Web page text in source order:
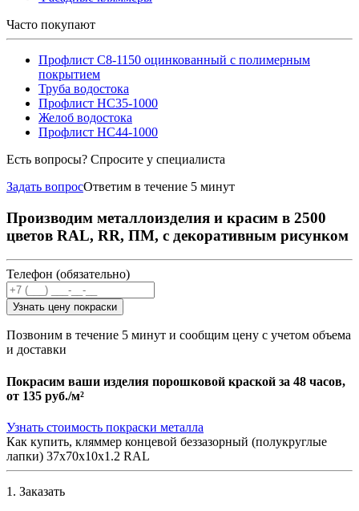
Часто покупают
Профлист С8-1150 оцинкованный с полимерным
покрытием
Труба водостока
Профлист НС35-1000
Желоб водостока
Профлист НС44-1000
Есть вопросы? Спросите у специалиста
Задать вопросОтветим в течение 5 минут
Производим металлоизделия и красим в 2500
цветов RAL, RR, ПМ, с декоративным рисунком
Телефон (обязательно)
Узнать цену покраски
Позвоним в течение 5 минут и сообщим цену с учетом объема
и доставки
Покрасим ваши изделия порошковой краской за 48 часов,
от 135 руб./м²
Узнать стоимость покраски металла
Как купить, кляммер концевой беззазорный (полукруглые
лапки) 37х70х10х1.2 RAL
1. Заказать